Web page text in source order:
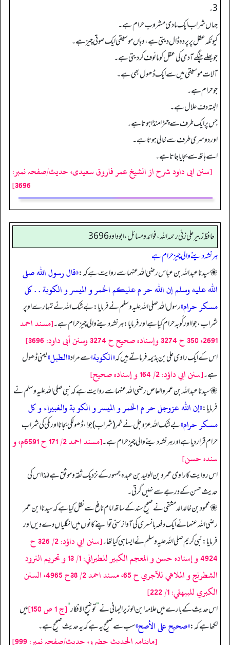
3۔
جہاں شراب ایک مادی مشروب حرام ہے۔
کیونکہ عقل پر پردہ ڈال دیتی ہے، وہاں موسیقی ایک صوتی چیز ہے۔
جو بھلے چنگےآدمی کی عقل کو مائوف کر دیتی ہے۔
آلات موسیقی میں سے ایک ڈھول بھی ہے۔
جو حرام ہے۔
البتہ دف حلال ہے۔
جس پر ایک طرف سے چمڑا منڈا ہوتا ہے۔
اور دوسری طرف سے خالی ہوتا ہے۔
اسے ہاتھ سے بجایا جاتا ہے۔
[سنن ابی داود شرح از الشیخ عمر فاروق سعیدی، حدیث/صفحہ نمبر:
3696]
حافظ زبير على زئي رحمه الله، فوائد و مسائل، ابوداود 3696
ہر نشہ دینے والی چیز حرام ہے
❀ سیدنا عبداللہ بن عباس رضی اللہ عنہما سے روایت ہے کہ:«قال رسول الله صلى
الله عليه وسلم إن الله حر م عليكم الخمر و الميسر و الكوبة . . كل
مسكر حرام»رسول اللہ صلی اللہ علیہ وسلم نے فرمایا: بےشک اللہ نے تمہارے اوپر
شراب، جوا اور کُوبہ حرام کیا ہے اور فرمایا: ہر نشہ دینے والی چیز حرام ہے۔[مسند احمد
2691، 350 ح 3274 وإسناده صحيح ح 3274 وسنن أبى داود: 3696]
اس کے ایک راوی علی بن بذیمہ فرماتے ہیں کہ«الكوبة»سے مراد«الطبل»یعنی ڈھول
ہے۔[سنن ابي داؤد: 2/ 164 و إسناده صحيح]
❀ سیدنا عبداللہ بن عمرو العاص رضی اللہ عنہما سے روایت ہے کہ نبی صلی اللہ علیہ وسلم نے
فرمایا:«إن الله عزوجل حر م الخمر و الميسر و الكو بة والغبيراء و كل
مسكر حرام»بے شک اللہ عزوجل نے خمر (شراب) جوا، ڈھولکی بجانا اور مکی کی شراب
حرام قرار دیا ہے اور ہر نشہ دینے والی چیز حرام ہے۔
[مسند احمد 2/ 171 ح 6591م، و
سنده حسن]
اس روایت کا راوی عمر و بن الولید بن عبدہ جمہور کے نزدیک ثقہ و موثق ہے لہٰذا اس کی
حدیث حسن کے درجے سے نہیں گرتی۔
❀ محمود بن خالد الدمشقی نے صحیح سند کے ساتھ امام نافع سے نقل کیا ہے کہ سیدنا ابن عمر
رضی اللہ عنہما نے ایک دفعہ بانسری کی آواز سنی تو اپنے کانوں میں انگلیاں دے دیں اور
فرمایا: نبی کریم صلی اللہ علیہ وسلم نے ایسا ہی کیا تھا۔
[سنن ابي داؤد: 2/ 326 ح
4924 و إسناده حسن و المعجم الكبير للطبراني: 1/ 13 و تحريم النرود
الشطرنج و الملاهي للآجري ح 65، مسند احمد 2/ 38ح 4965، السنن
الكبري للبيهقي: 1/ 222]
اس حدیث کے بارے میں علامہ ابن الوزیر الیمانی نے”توضیح الافکار“[ج 1 ص 150]
میں
لکھا ہے کہ:«صحيح على الأصح»سب سے صحیح یہ ہے کہ یہ حدیث صحیح ہے۔
[ماہنامہ الحدیث حضرو، حدیث/صفحہ نمبر: 999]